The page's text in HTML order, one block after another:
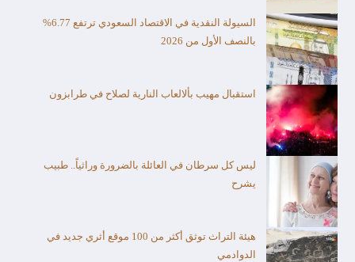
السيولة النقدية في الاقتصاد السعودي ترتفع 6.77%
بالنصف الأول من 2026
استقبال مهيب بألالعاب النارية لصلاح في طرابزون
ليس كل سرطان في العائلة بالضرورة وراثياً.. طبيب
يشرح
هيئة التراث توثق أكثر من 100 موقع أثري جديد في
الدوادمي